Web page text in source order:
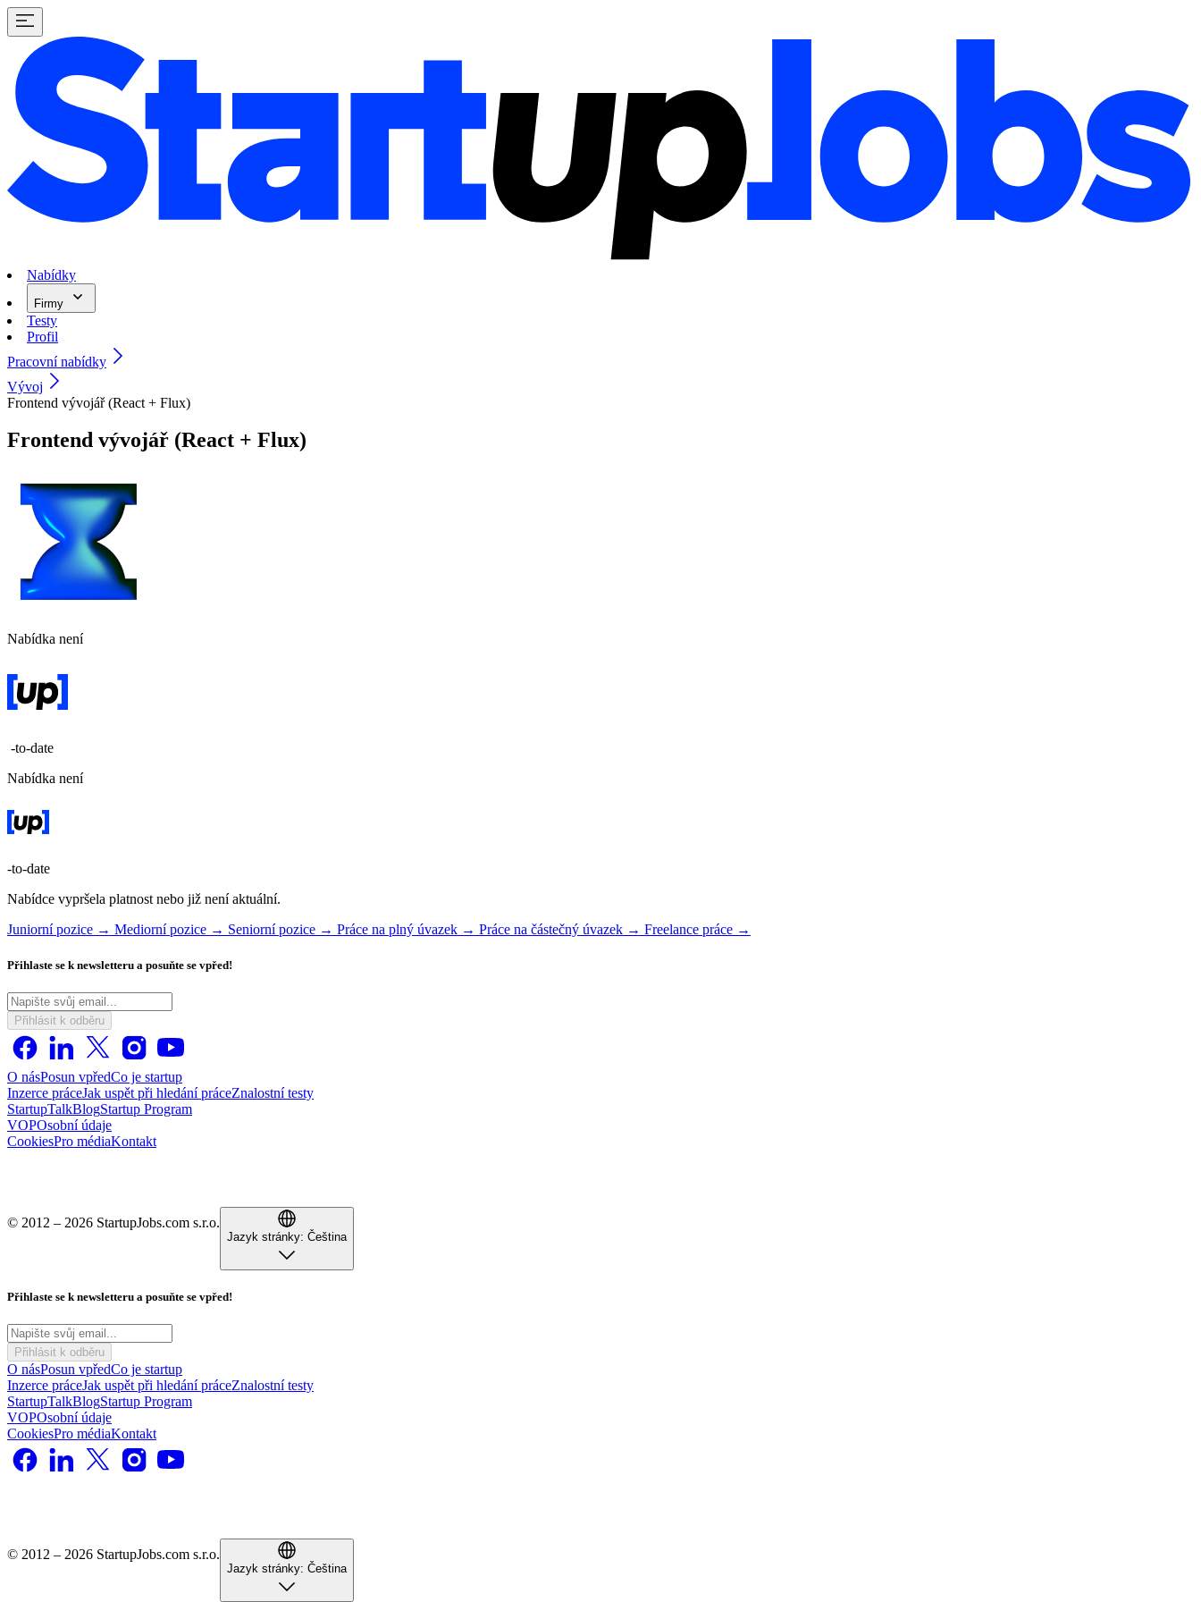
Nabídky
Firmy
Testy
Profil
Pracovní nabídky
Vývoj
Frontend vývojář (React + Flux)
Frontend vývojář (React + Flux)
Nabídka není
-to-date
Nabídka není
-to-date
Nabídce vypršela platnost nebo již není aktuální.
Juniorní pozice → Mediorní pozice → Seniorní pozice → Práce na plný úvazek → Práce na částečný úvazek → Freelance práce →
Přihlaste se k newsletteru a posuňte se vpřed!
Přihlásit k odběru
O násPosun vpředCo je startup
Inzerce práceJak uspět při hledání práceZnalostní testy
StartupTalkBlogStartup Program
VOPOsobní údaje
CookiesPro médiaKontakt
© 2012 – 2026 StartupJobs.com s.r.o.
Jazyk stránky: Čeština
Přihlaste se k newsletteru a posuňte se vpřed!
Přihlásit k odběru
O násPosun vpředCo je startup
Inzerce práceJak uspět při hledání práceZnalostní testy
StartupTalkBlogStartup Program
VOPOsobní údaje
CookiesPro médiaKontakt
© 2012 – 2026 StartupJobs.com s.r.o.
Jazyk stránky: Čeština